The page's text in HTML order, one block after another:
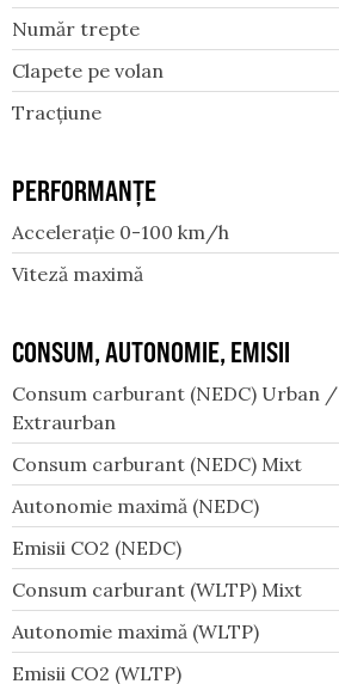
Număr trepte
Clapete pe volan
Tracțiune
PERFORMANȚE
Accelerație 0-100 km/h
Viteză maximă
CONSUM, AUTONOMIE, EMISII
Consum carburant (NEDC) Urban /
Extraurban
Consum carburant (NEDC) Mixt
Autonomie maximă (NEDC)
Emisii CO2 (NEDC)
Consum carburant (WLTP) Mixt
Autonomie maximă (WLTP)
Emisii CO2 (WLTP)